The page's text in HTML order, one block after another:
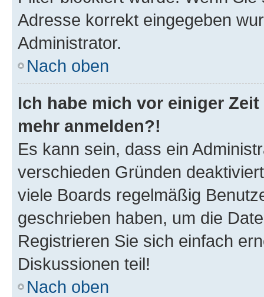
Adresse korrekt eingegeben
Administrator.
Nach oben
Ich habe mich vor einiger
mehr anmelden?!
Es kann sein, dass ein
verschieden Gründen
viele Boards regelmäßig
geschrieben haben, um die
Registrieren Sie sich einfach
Diskussionen teil!
Nach oben